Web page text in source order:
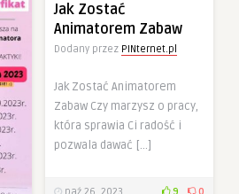
Jak Zostać
Animatorem Zabaw
Dodany przez PINternet.pl
Jak Zostać Animatorem
Zabaw Czy marzysz o pracy,
która sprawia Ci radość i
pozwala dawać […]